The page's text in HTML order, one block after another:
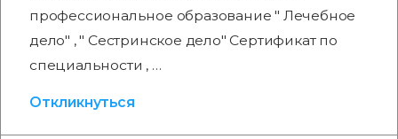
профессиональное образование " Лечебное
дело" , " Сестринское дело" Сертификат по
специальности , …
Откликнуться